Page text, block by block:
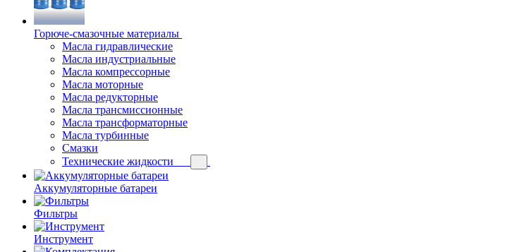
Горюче-смазочные материалы
Масла гидравлические
Масла индустриальные
Масла компрессорные
Масла моторные
Масла редукторные
Масла трансмиссионные
Масла трансформаторные
Масла турбинные
Смазки
Технические жидкости
Аккумуляторные батареи
Фильтры
Инструмент